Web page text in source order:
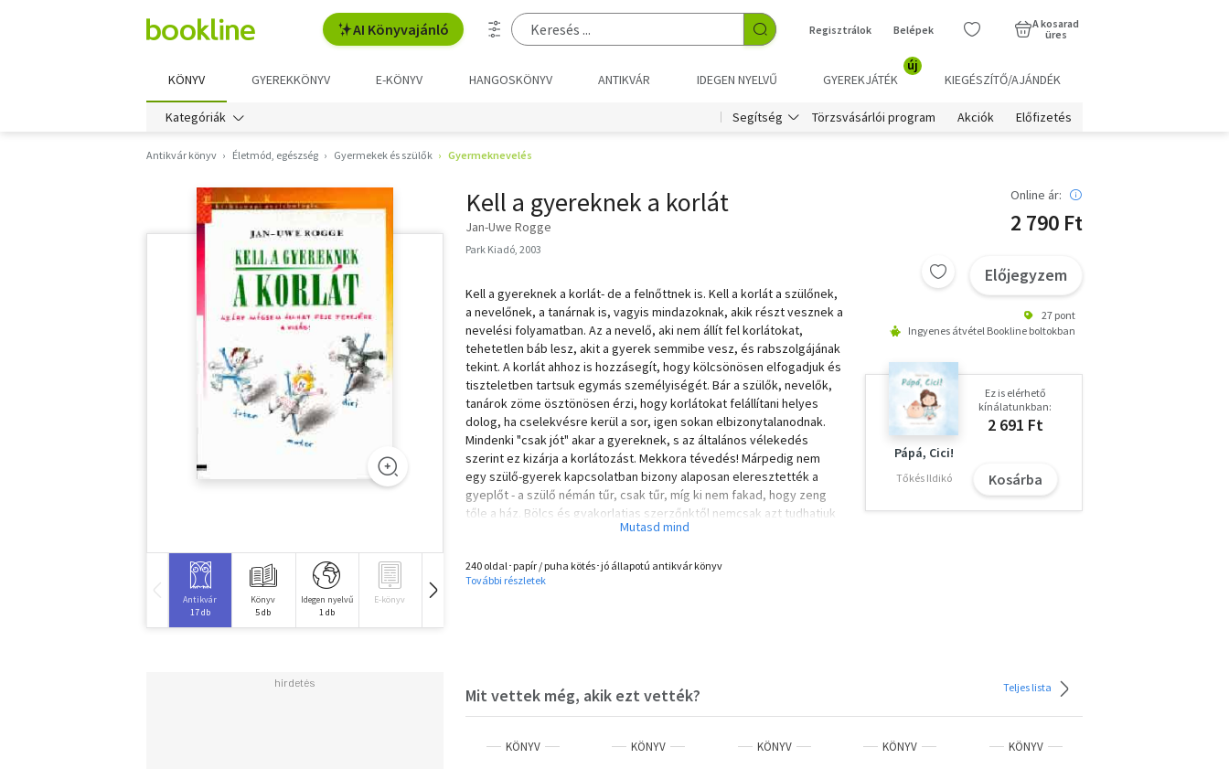
AI Könyvajánló Regisztrálok Belépek
A kosarad
üres
KÖNYV GYEREKKÖNYV E-KÖNYV HANGOSKÖNYV ANTIKVÁR IDEGEN NYELVŰ GYEREKJÁTÉK
új
KIEGÉSZÍTŐ/AJÁNDÉK
Kategóriák Segítség Törzsvásárlói program Akciók Előfizetés
Antikvár könyv Életmód, egészség Gyermekek és szülők Gyermeknevelés
Antikvár
17 db
Könyv
5 db
Idegen nyelvű
1 db
E-könyv Hangoskönyv
Kell a gyereknek a korlát
Jan-Uwe Rogge
Park Kiadó, 2003
Kell a gyereknek a korlát- de a felnőttnek is. Kell a korlát a szülőnek,
a nevelőnek, a tanárnak is, vagyis mindazoknak, akik részt vesznek a
nevelési folyamatban. Az a nevelő, aki nem állít fel korlátokat,
tehetetlen báb lesz, akit a gyerek semmibe vesz, és rabszolgájának
tekint. A korlát ahhoz is hozzásegít, hogy kölcsönösen elfogadjuk és
tiszteletben tartsuk egymás személyiségét. Bár a szülők, nevelők,
tanárok zöme ösztönösen érzi, hogy korlátokat felállítani helyes
dolog, ha cselekvésre kerül a sor, igen sokan elbizonytalanodnak.
Mindenki "csak jót" akar a gyereknek, s az általános vélekedés
szerint ez kizárja a korlátozást. Mekkora tévedés! Márpedig nem
egy szülő-gyerek kapcsolatban bizony alaposan eleresztették a
gyeplőt - a szülő némán tűr, csak tűr, míg ki nem fakad, hogy zeng
tőle a ház. Bölcs és gyakorlatias szerzőnktől nemcsak azt tudhatjuk
meg, hogy kell a gyereknek a korlát, hanem azt is, hogy milyen
reményében alkalmazni. Vekerdy Tamás
240 oldal･papír / puha kötés･jó állapotú antikvár könyv
További részletek
Online ár:
2 790 Ft
Előjegyzem
27 pont
Ingyenes átvétel Bookline boltokban
Pápá, Cici!
Tőkés Ildikó
Ez is elérhető
kínálatunkban:
2 691 Ft
Kosárba
Mit vettek még, akik ezt vették? Teljes lista
KÖNYV KÖNYV KÖNYV KÖNYV KÖNYV